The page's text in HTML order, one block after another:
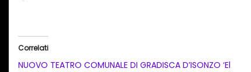
Correlati
NUOVO TEATRO COMUNALE DI GRADISCA D’ISONZO ‘El